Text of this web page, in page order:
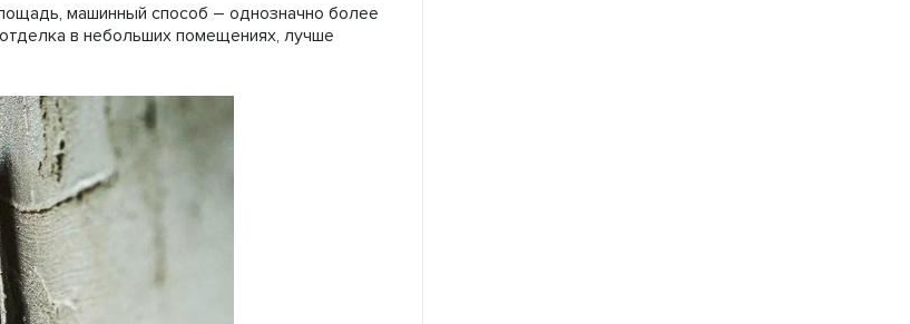
машинный способ – однозначно более
в небольших помещениях, лучше